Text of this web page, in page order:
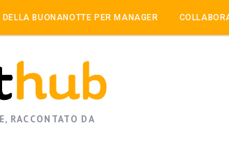
DELLA BUONANOTTE PER MANAGER
RACCONTATO DA